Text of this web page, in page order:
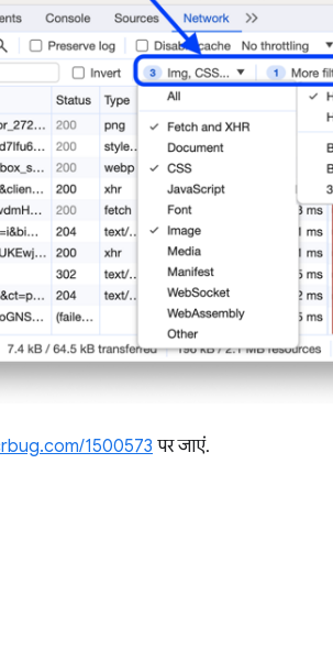
1500573 पर जाएं.